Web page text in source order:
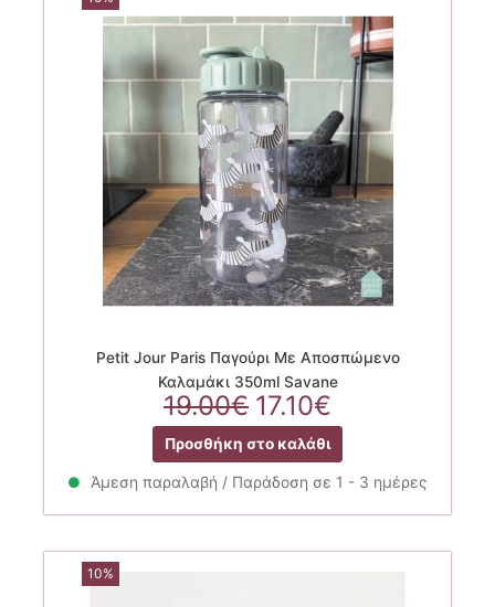
Petit Jour Paris Παγούρι Με Αποσπώμενο
Καλαμάκι 350ml Savane
19.00€ Original
price
was:
19.00€.
17.10€
τρέχουσα
τιμή
είναι:
17.10€.
Προσθήκη στο καλάθι
Άμεση παραλαβή / Παράδοση σε 1 - 3 ημέρες
10%